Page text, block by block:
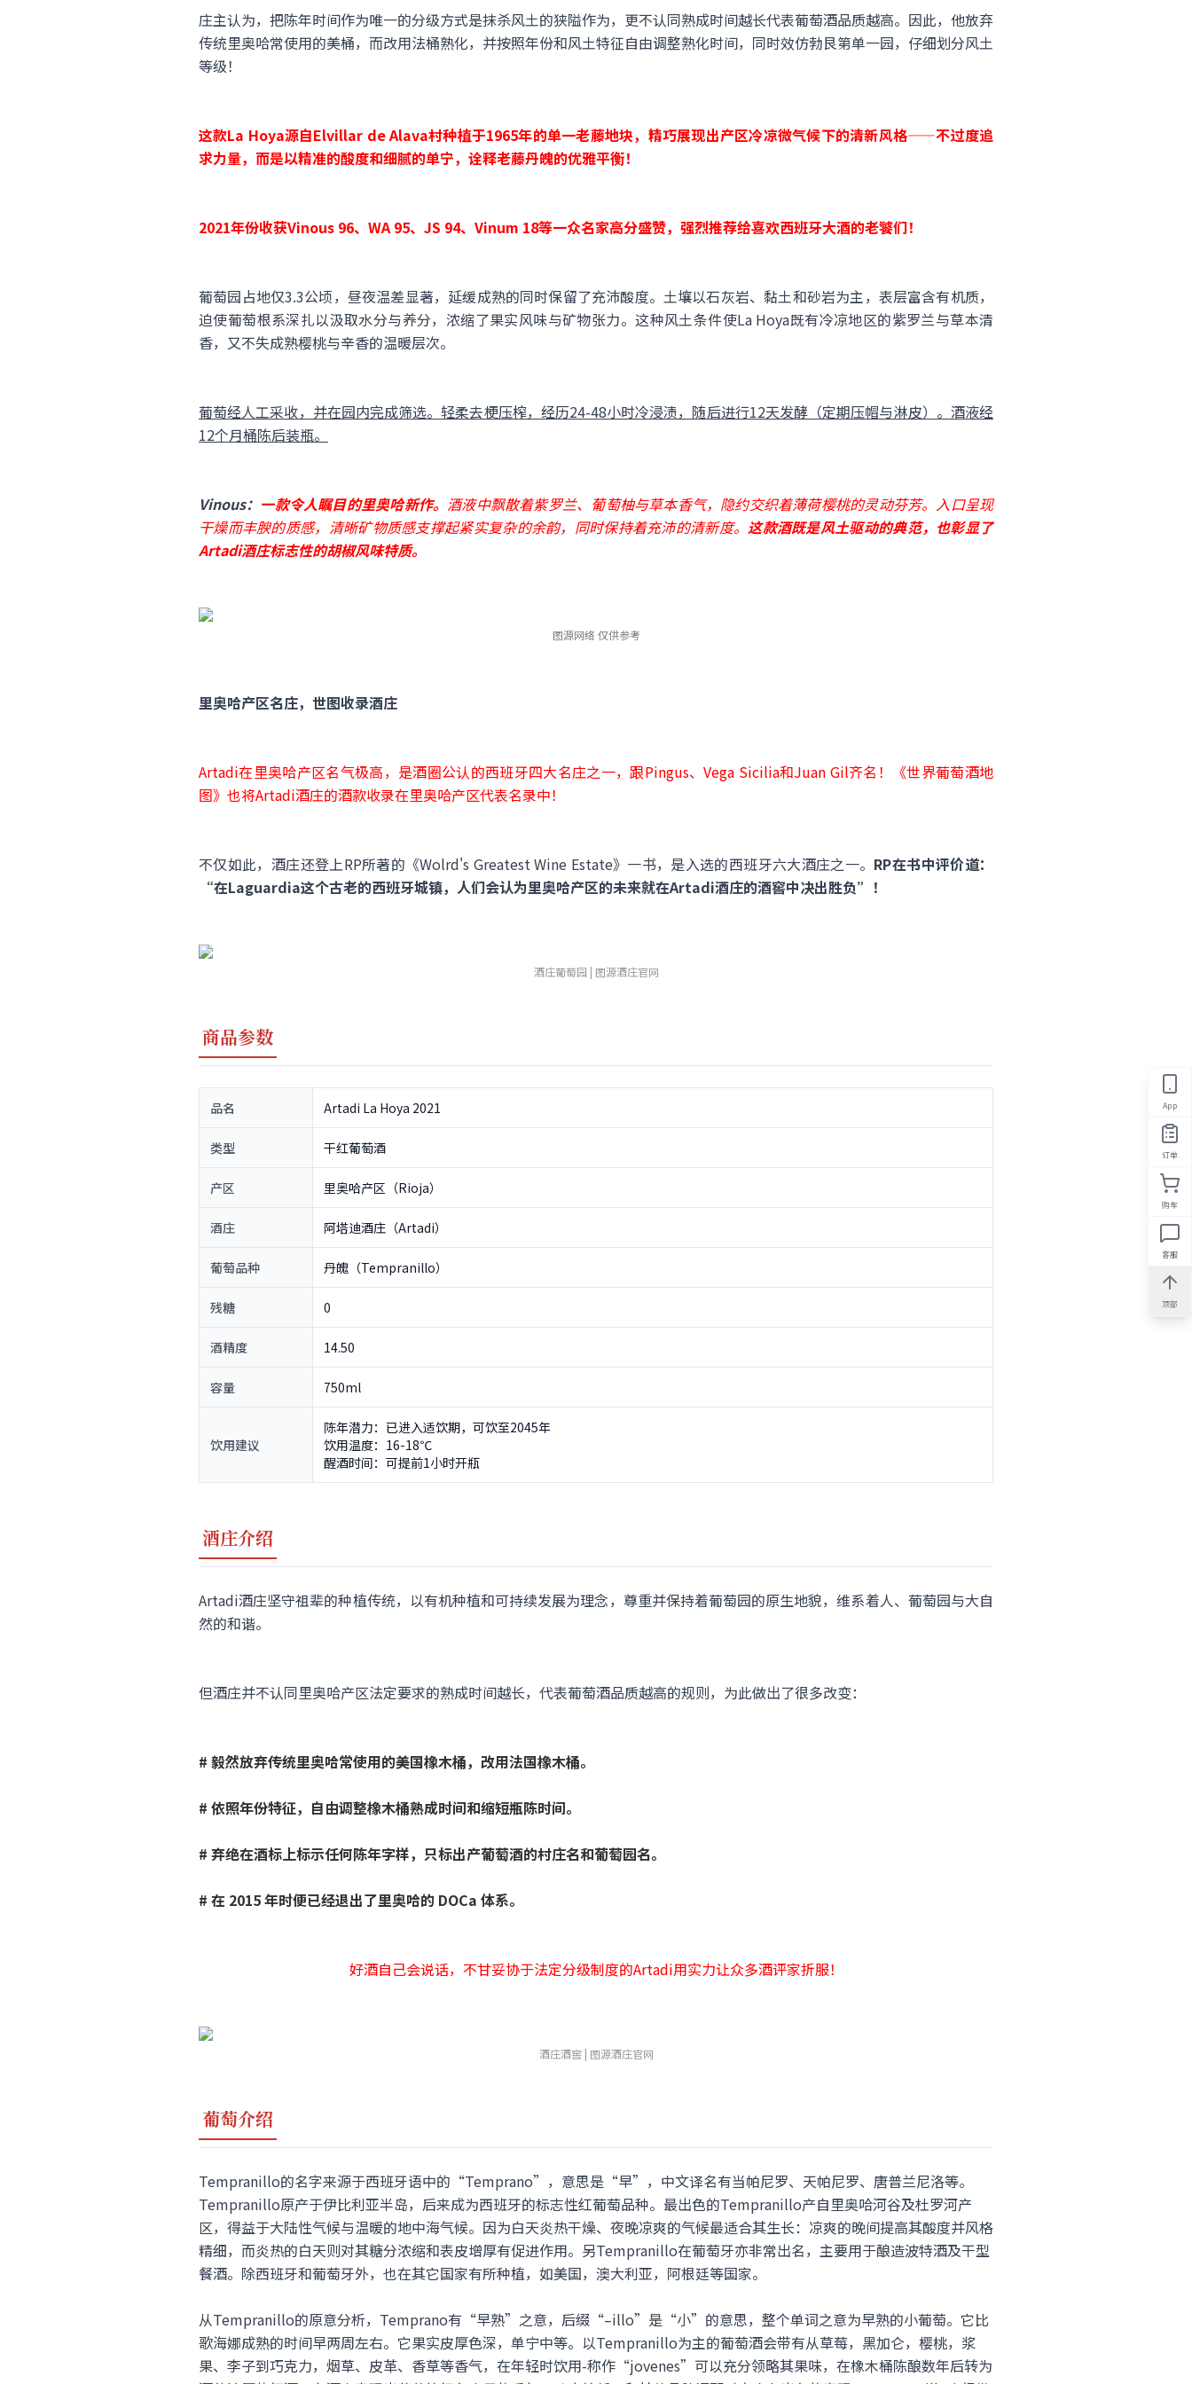
庄主认为，把陈年时间作为唯一的分级方式是抹杀风土的狭隘作为，更不认同熟成时间越长代表葡萄酒品质越高。因此，他放弃
传统里奥哈常使用的美桶，而改用法桶熟化，并按照年份和风土特征自由调整熟化时间，同时效仿勃艮第单一园，仔细划分风土
等级！
这款La Hoya源自Elvillar de Alava村种植于1965年的单一老藤地块，精巧展现出产区冷凉微气候下的清新风格——不过度追
求力量，而是以精准的酸度和细腻的单宁，诠释老藤丹魄的优雅平衡！
2021年份收获Vinous 96、WA 95、JS 94、Vinum 18等一众名家高分盛赞，强烈推荐给喜欢西班牙大酒的老饕们！
葡萄园占地仅3.3公顷，昼夜温差显著，延缓成熟的同时保留了充沛酸度。土壤以石灰岩、黏土和砂岩为主，表层富含有机质，
迫使葡萄根系深扎以汲取水分与养分，浓缩了果实风味与矿物张力。这种风土条件使La Hoya既有冷凉地区的紫罗兰与草本清
香，又不失成熟樱桃与辛香的温暖层次。
葡萄经人工采收，并在园内完成筛选。轻柔去梗压榨，经历24-48小时冷浸渍，随后进行12天发酵（定期压帽与淋皮）。酒液经
12个月桶陈后装瓶。
Vinous： 一款令人瞩目的里奥哈新作。 酒液中飘散着紫罗兰、葡萄柚与草本香气，隐约交织着薄荷樱桃的灵动芬芳。入口呈现
干燥而丰腴的质感，清晰矿物质感支撑起紧实复杂的余韵，同时保持着充沛的清新度。这款酒既是风土驱动的典范，也彰显了
Artadi酒庄标志性的胡椒风味特质。
图源网络 仅供参考
里奥哈产区名庄，世图收录酒庄
Artadi在里奥哈产区名气极高，是酒圈公认的西班牙四大名庄之一，跟Pingus、Vega Sicilia和Juan Gil齐名！《世界葡萄酒地
图》也将Artadi酒庄的酒款收录在里奥哈产区代表名录中！
不仅如此，酒庄还登上RP所著的《Wolrd's Greatest Wine Estate》一书，是入选的西班牙六大酒庄之一。 RP在书中评价道：
“在Laguardia这个古老的西班牙城镇，人们会认为里奥哈产区的未来就在Artadi酒庄的酒窖中决出胜负”！
酒庄葡萄园 | 图源酒庄官网
商品参数
品名 Artadi La Hoya 2021
类型 干红葡萄酒
产区 里奥哈产区（Rioja）
酒庄 阿塔迪酒庄（Artadi）
葡萄品种 丹魄（Tempranillo）
残糖 0
酒精度 14.50
容量 750ml
饮用建议
陈年潜力：已进入适饮期，可饮至2045年
饮用温度：16-18℃
醒酒时间：可提前1小时开瓶
酒庄介绍
Artadi酒庄坚守祖辈的种植传统，以有机种植和可持续发展为理念，尊重并保持着葡萄园的原生地貌，维系着人、葡萄园与大自
然的和谐。
但酒庄并不认同里奥哈产区法定要求的熟成时间越长，代表葡萄酒品质越高的规则，为此做出了很多改变：
# 毅然放弃传统里奥哈常使用的美国橡木桶，改用法国橡木桶。
# 依照年份特征，自由调整橡木桶熟成时间和缩短瓶陈时间。
# 弃绝在酒标上标示任何陈年字样，只标出产葡萄酒的村庄名和葡萄园名。
# 在 2015 年时便已经退出了里奥哈的 DOCa 体系。
好酒自己会说话，不甘妥协于法定分级制度的Artadi用实力让众多酒评家折服！
酒庄酒窖 | 图源酒庄官网
葡萄介绍
Tempranillo的名字来源于西班牙语中的“Temprano”，意思是“早”，中文译名有当帕尼罗、天帕尼罗、唐普兰尼洛等。
Tempranillo原产于伊比利亚半岛，后来成为西班牙的标志性红葡萄品种。最出色的Tempranillo产自里奥哈河谷及杜罗河产
区，得益于大陆性气候与温暖的地中海气候。因为白天炎热干燥、夜晚凉爽的气候最适合其生长：凉爽的晚间提高其酸度并风格
精细，而炎热的白天则对其糖分浓缩和表皮增厚有促进作用。另Tempranillo在葡萄牙亦非常出名，主要用于酿造波特酒及干型
餐酒。除西班牙和葡萄牙外，也在其它国家有所种植，如美国，澳大利亚，阿根廷等国家。
从Tempranillo的原意分析，Temprano有“早熟”之意，后缀“–illo”是“小”的意思，整个单词之意为早熟的小葡萄。它比
歌海娜成熟的时间早两周左右。它果实皮厚色深，单宁中等。以Tempranillo为主的葡萄酒会带有从草莓，黑加仑，樱桃，浆
果、李子到巧克力，烟草、皮革、香草等香气，在年轻时饮用-称作“jovenes”可以充分领略其果味，在橡木桶陈酿数年后转为
App
订单
购车
客服
顶部